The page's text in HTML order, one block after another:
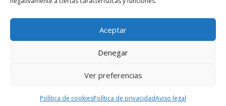
Aceptar
Denegar
Ver preferencias
Política de cookiesPolítica de privacidadAviso legal
cookies-Marquistas Estudio Creativo